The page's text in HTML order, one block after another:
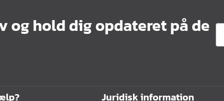
og hold dig opdateret på de
Juridisk information